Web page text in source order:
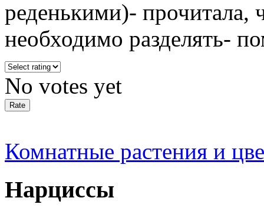
реденькими)- прочитала,
необходимо разделять-
No votes yet
Комнатные растения и
Нарциссы